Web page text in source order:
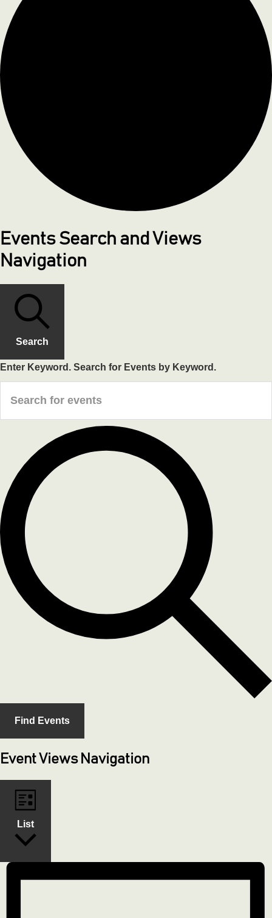
Events Search and Views
Navigation
Search
Enter Keyword. Search for Events by Keyword.
Find Events
Event Views Navigation
List